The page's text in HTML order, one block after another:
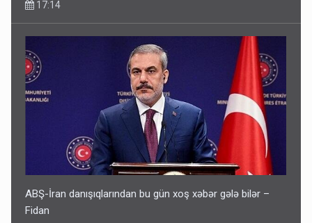
17:14
ABŞ-İran danışıqlarından bu gün xoş xəbər gələ bilər –
Fidan